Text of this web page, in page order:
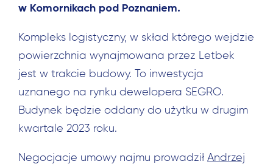
w Komornikach pod Poznaniem.
Kompleks logistyczny, w skład którego wejdzie
powierzchnia wynajmowana przez Letbek
jest w trakcie budowy. To inwestycja
uznanego na rynku dewelopera SEGRO.
Budynek będzie oddany do użytku w drugim
kwartale 2023 roku.
Negocjacje umowy najmu prowadził Andrzej